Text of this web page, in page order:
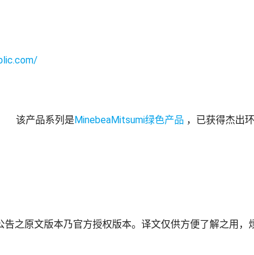
该产品系列是MinebeaMitsumi绿色产品 ，已获得杰出
告之原文版本乃官方授权版本。译文仅供方便了解之用